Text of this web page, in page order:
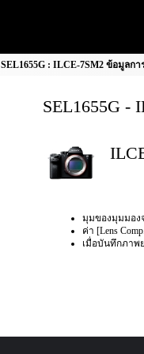
SEL1655G : ILCE-7SM2 ข้อมูลก
SEL1655G
มุมของมุมมอง
ค่า [Lens
เมื่อบันทึกภาพ